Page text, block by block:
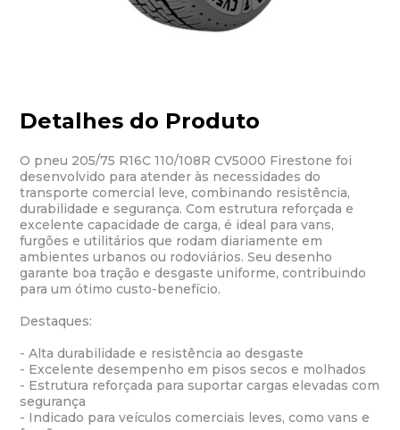
Detalhes do Produto
O pneu 205/75 R16C 110/108R CV5000 Firestone foi
desenvolvido para atender às necessidades do
transporte comercial leve, combinando resistência,
durabilidade e segurança. Com estrutura reforçada e
excelente capacidade de carga, é ideal para vans,
furgões e utilitários que rodam diariamente em
ambientes urbanos ou rodoviários. Seu desenho
garante boa tração e desgaste uniforme, contribuindo
para um ótimo custo-benefício.
Destaques:
- Alta durabilidade e resistência ao desgaste
- Excelente desempenho em pisos secos e molhados
- Estrutura reforçada para suportar cargas elevadas com
segurança
- Indicado para veículos comerciais leves, como vans e